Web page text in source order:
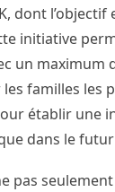
dont
initiative
un
familles les
établir une
dans le futur
pas seulement